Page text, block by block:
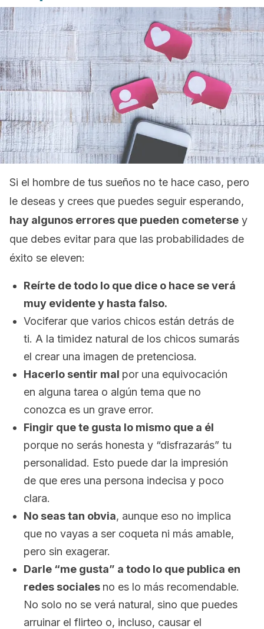
Si el hombre de tus sueños no te hace caso, pero
le deseas y crees que puedes seguir esperando,
hay algunos errores que pueden cometerse y
que debes evitar para que las probabilidades de
éxito se eleven:
Reírte de todo lo que dice o hace se verá
muy evidente y hasta falso.
Vociferar que varios chicos están detrás de
ti. A la timidez natural de los chicos sumarás
el crear una imagen de pretenciosa.
Hacerlo sentir mal por una equivocación
en alguna tarea o algún tema que no
conozca es un grave error.
Fingir que te gusta lo mismo que a él
porque no serás honesta y “disfrazarás” tu
personalidad. Esto puede dar la impresión
de que eres una persona indecisa y poco
clara.
No seas tan obvia, aunque eso no implica
que no vayas a ser coqueta ni más amable,
pero sin exagerar.
Darle “me gusta” a todo lo que publica en
redes sociales no es lo más recomendable.
No solo no se verá natural, sino que puedes
arruinar el flirteo o, incluso, causar el